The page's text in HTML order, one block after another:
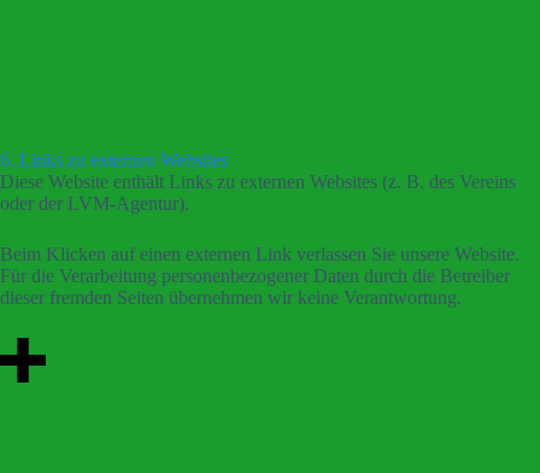
6. Links zu externen Websites
Diese Website enthält Links zu externen Websites (z. B. des Vereins
oder der LVM-Agentur).
Beim Klicken auf einen externen Link verlassen Sie unsere Website.
Für die Verarbeitung personenbezogener Daten durch die Betreiber
dieser fremden Seiten übernehmen wir keine Verantwortung.